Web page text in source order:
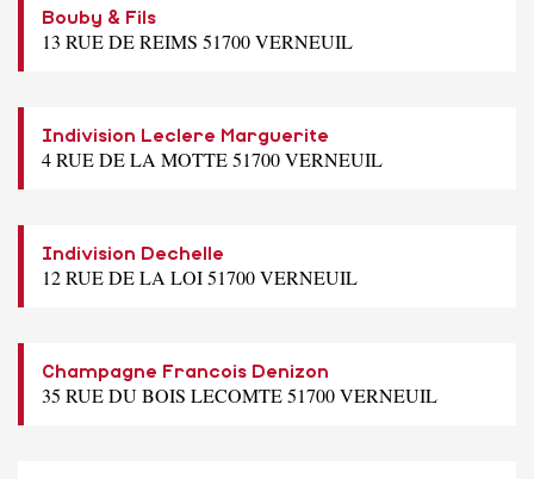
Bouby & Fils
13 RUE DE REIMS 51700 VERNEUIL
Indivision Leclere Marguerite
4 RUE DE LA MOTTE 51700 VERNEUIL
Indivision Dechelle
12 RUE DE LA LOI 51700 VERNEUIL
Champagne Francois Denizon
35 RUE DU BOIS LECOMTE 51700 VERNEUIL